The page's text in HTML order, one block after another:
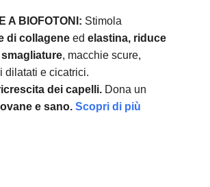
A BIOFOTONI: Stimola
di collagene ed elastina, riduce
, macchie scure,
dilatati e cicatrici.
dei capelli. Dona un
e sano. Scopri di più